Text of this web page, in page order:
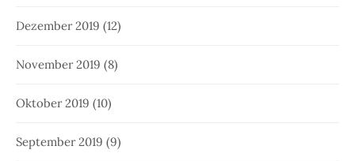
Dezember 2019 (12)
November 2019 (8)
Oktober 2019 (10)
September 2019 (9)